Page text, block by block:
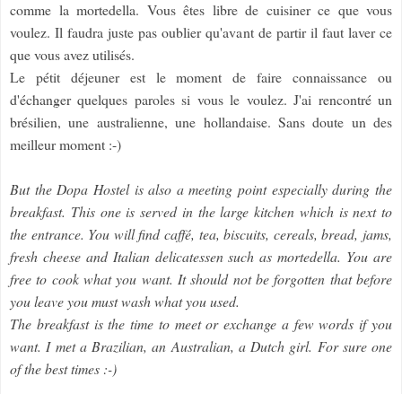
comme la mortedella. Vous êtes libre de cuisiner ce que vous
voulez. Il faudra juste pas oublier qu'avant de partir il faut laver ce
que vous avez utilisés.
Le pétit déjeuner est le moment de faire connaissance ou
d'échanger quelques paroles si vous le voulez. J'ai rencontré un
brésilien, une australienne, une hollandaise. Sans doute un des
meilleur moment :-)
But the Dopa Hostel is also a meeting point especially during the
breakfast. This one is served in the large kitchen which is next to
the entrance. You will find caffé, tea, biscuits, cereals, bread, jams,
fresh cheese and Italian delicatessen such as mortedella. You are
free to cook what you want. It should not be forgotten that before
you leave you must wash what you used.
The breakfast is the time to meet or exchange a few words if you
want. I met a Brazilian, an Australian, a Dutch girl. For sure one
of the best times :-)